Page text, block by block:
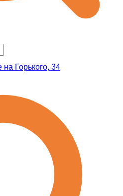
Горького, 34